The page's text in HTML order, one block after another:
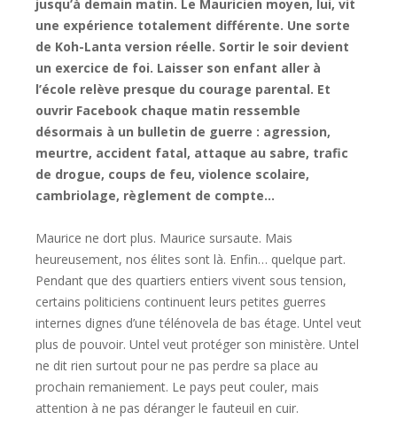
jusqu’à demain matin. Le Mauricien moyen, lui, vit
une expérience totalement différente. Une sorte
de Koh-Lanta version réelle. Sortir le soir devient
un exercice de foi. Laisser son enfant aller à
l’école relève presque du courage parental. Et
ouvrir Facebook chaque matin ressemble
désormais à un bulletin de guerre : agression,
meurtre, accident fatal, attaque au sabre, trafic
de drogue, coups de feu, violence scolaire,
cambriolage, règlement de compte…
Maurice ne dort plus. Maurice sursaute. Mais
heureusement, nos élites sont là. Enfin… quelque part.
Pendant que des quartiers entiers vivent sous tension,
certains politiciens continuent leurs petites guerres
internes dignes d’une télénovela de bas étage. Untel veut
plus de pouvoir. Untel veut protéger son ministère. Untel
ne dit rien surtout pour ne pas perdre sa place au
prochain remaniement. Le pays peut couler, mais
attention à ne pas déranger le fauteuil en cuir.